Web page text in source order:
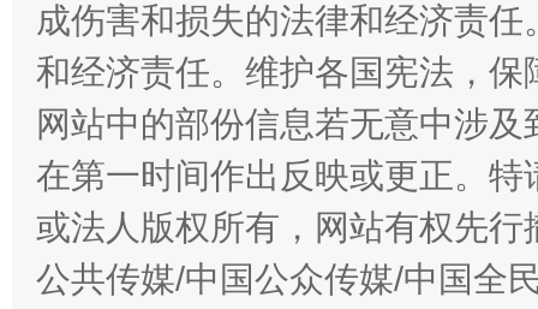
全民健身五年计划来了！等你上场
成伤害和损失的法律和经济责
和经济责任。维护各国宪法，
网站中的部份信息若无意中涉
在第一时间作出反映或更正。
或法人版权所有，网站有权先
公共传媒/中国公众传媒/中国全